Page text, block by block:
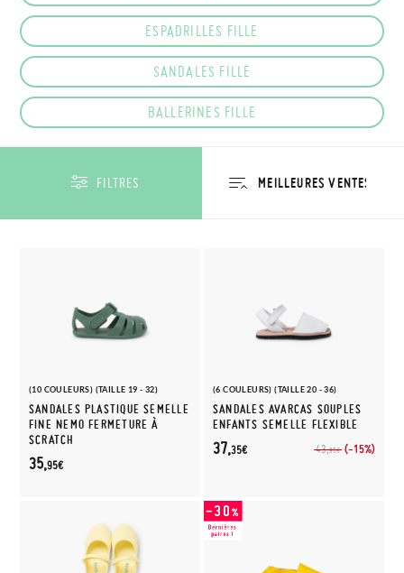
ESPADRILLES FILLE
SANDALES FILLE
BALLERINES FILLE
FILTRES
(10 COULEURS) (TAILLE 19 - 32)
SANDALES PLASTIQUE SEMELLE
FINE NEMO FERMETURE À
SCRATCH
35,95€
(6 COULEURS) (TAILLE 20 - 36)
SANDALES AVARCAS SOUPLES
ENFANTS SEMELLE FLEXIBLE
43,95€ (-15%)
37,35€